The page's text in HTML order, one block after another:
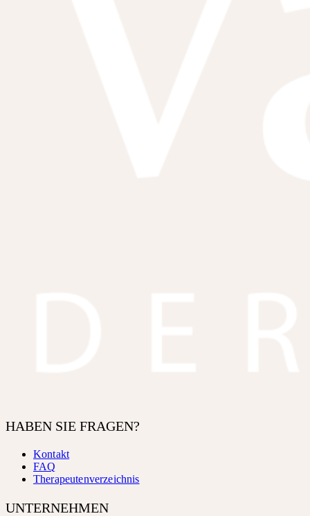
HABEN SIE FRAGEN?
Kontakt
FAQ
Therapeutenverzeichnis
UNTERNEHMEN